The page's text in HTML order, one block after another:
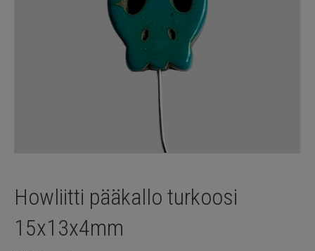
Howliitti pääkallo turkoosi
15x13x4mm